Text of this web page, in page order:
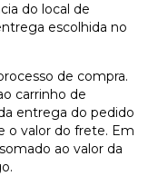
do local de
escolhida no
de compra.
carrinho de
entrega do pedido
o valor do frete. Em
ao valor da